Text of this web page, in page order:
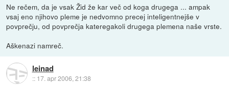
Ne rečem, da je vsak Žid že kar več od koga drugega ... ampak
vsaj eno njihovo pleme je nedvomno precej inteligentnejše v
povprečju, od povprečja kateregakoli drugega plemena naše vrste.
Aškenazi namreč.
leinad
:: 17. apr 2006, 21:38